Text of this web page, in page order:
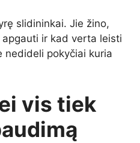
slidininkai. Jie žino,
ir kad verta leisti
nedideli pokyčiai kuria
vis tiek